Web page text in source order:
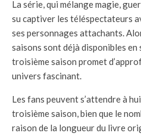
La série, qui mélange magie,
su captiver les téléspectateurs
ses personnages attachants.
saisons sont déjà disponibles
troisième saison promet
univers fascinant.
Les fans peuvent s’attendre à
troisième saison, bien que le
raison de la longueur du livre